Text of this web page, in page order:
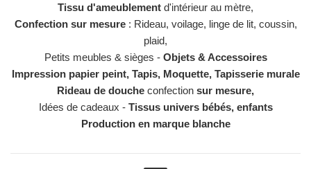
Tissu d'ameublement d'intérieur au mètre,
Confection sur mesure: Rideau, voilage, linge de lit, coussin,
plaid,
Petits meubles & sièges - Objets & Accessoires
Impression papier peint, Tapis, Moquette, Tapisserie murale
Rideau de douche confection sur mesure,
Idées de cadeaux - Tissus univers bébés, enfants
Production en marque blanche